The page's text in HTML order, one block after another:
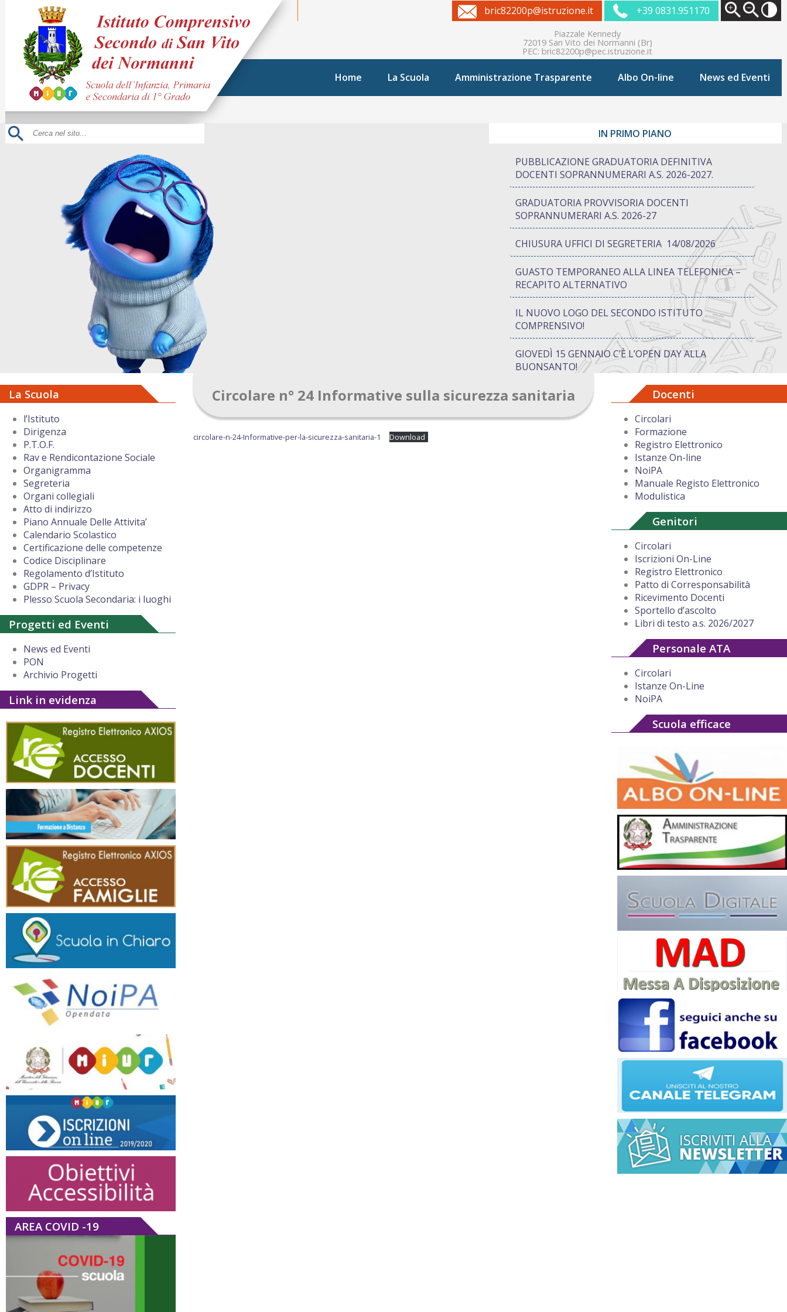
bric82200p@istruzione.it +39 0831.951170
Piazzale Kennedy
72019 San Vito dei Normanni (Br)
PEC: bric82200p@pec.istruzione.it
Home La Scuola Amministrazione Trasparente Albo On-line News ed Eventi
IN PRIMO PIANO
PUBBLICAZIONE GRADUATORIA DEFINITIVA
DOCENTI SOPRANNUMERARI A.S. 2026-2027.
GRADUATORIA PROVVISORIA DOCENTI
SOPRANNUMERARI A.S. 2026-27
CHIUSURA UFFICI DI SEGRETERIA 14/08/2026
GUASTO TEMPORANEO ALLA LINEA TELEFONICA –
RECAPITO ALTERNATIVO
IL NUOVO LOGO DEL SECONDO ISTITUTO
COMPRENSIVO!
GIOVEDÌ 15 GENNAIO C’È L’OPEN DAY ALLA
BUONSANTO!
PON “ATTIVA…MENTE” TRA CREATIVITÀ E GIOCO:
QUANDO IMPARARE DIVENTA UN’AVVENTURA
AUGURI DI BUON NATALE DAL DIRIGENTE
La Scuola
l’Istituto
Dirigenza
P.T.O.F.
Rav e Rendicontazione Sociale
Organigramma
Segreteria
Organi collegiali
Atto di indirizzo
Piano Annuale Delle Attivita’
Calendario Scolastico
Certificazione delle competenze
Codice Disciplinare
Regolamento d’Istituto
GDPR – Privacy
Plesso Scuola Secondaria: i luoghi
Progetti ed Eventi
News ed Eventi
PON
Archivio Progetti
Link in evidenza
AREA COVID -19
Circolare n° 24 Informative sulla sicurezza sanitaria
circolare-n-24-Informative-per-la-sicurezza-sanitaria-1 Download
Docenti
Circolari
Formazione
Registro Elettronico
Istanze On-line
NoiPA
Manuale Registo Elettronico
Modulistica
Genitori
Circolari
Iscrizioni On-Line
Registro Elettronico
Patto di Corresponsabilità
Ricevimento Docenti
Sportello d’ascolto
Libri di testo a.s. 2026/2027
Personale ATA
Circolari
Istanze On-Line
NoiPA
Scuola efficace